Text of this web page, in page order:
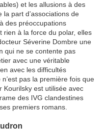
et les allusions à des
part d’associations de
des préoccupations
rien à la force du polar, elles
Séverine Dombre une
qui ne se contente pas
avec une véritable
avec les difficultés
pas la première fois que
Kourilsky est utilisée avec
des IVG clandestines
premiers romans.